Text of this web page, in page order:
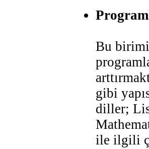
Bu
gibi
diller;
ile ilgili